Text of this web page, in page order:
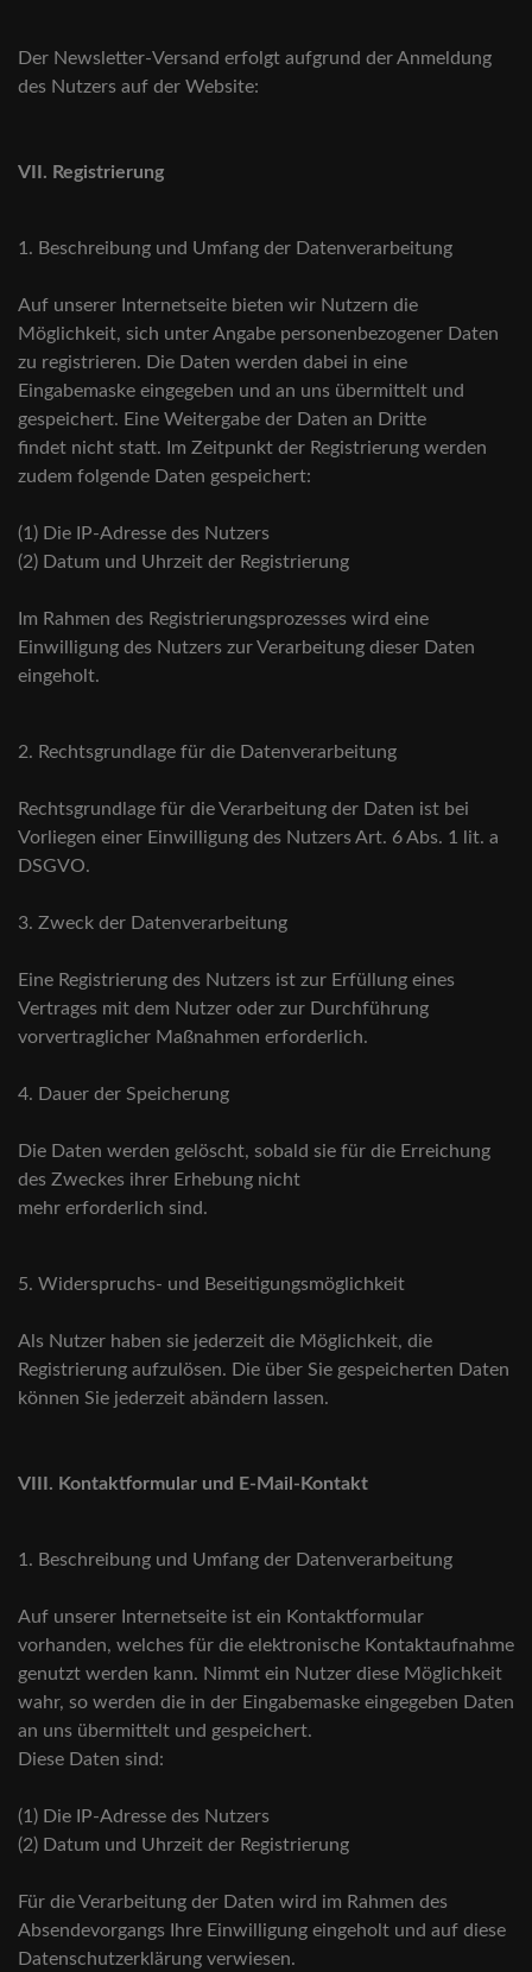
Der Newsletter-Versand erfolgt aufgrund der Anmeldung
des Nutzers auf der Website:
VII. Registrierung
1. Beschreibung und Umfang der Datenverarbeitung
Auf unserer Internetseite bieten wir Nutzern die
Möglichkeit, sich unter Angabe personenbezogener Daten
zu registrieren. Die Daten werden dabei in eine
Eingabemaske eingegeben und an uns übermittelt und
gespeichert. Eine Weitergabe der Daten an Dritte
findet nicht statt. Im Zeitpunkt der Registrierung werden
zudem folgende Daten gespeichert:
(1) Die IP-Adresse des Nutzers
(2) Datum und Uhrzeit der Registrierung
Im Rahmen des Registrierungsprozesses wird eine
Einwilligung des Nutzers zur Verarbeitung dieser Daten
eingeholt.
2. Rechtsgrundlage für die Datenverarbeitung
Rechtsgrundlage für die Verarbeitung der Daten ist bei
Vorliegen einer Einwilligung des Nutzers Art. 6 Abs. 1 lit. a
DSGVO.
3. Zweck der Datenverarbeitung
Eine Registrierung des Nutzers ist zur Erfüllung eines
Vertrages mit dem Nutzer oder zur Durchführung
vorvertraglicher Maßnahmen erforderlich.
4. Dauer der Speicherung
Die Daten werden gelöscht, sobald sie für die Erreichung
des Zweckes ihrer Erhebung nicht
mehr erforderlich sind.
5. Widerspruchs- und Beseitigungsmöglichkeit
Als Nutzer haben sie jederzeit die Möglichkeit, die
Registrierung aufzulösen. Die über Sie gespeicherten Daten
können Sie jederzeit abändern lassen.
VIII. Kontaktformular und E-Mail-Kontakt
1. Beschreibung und Umfang der Datenverarbeitung
Auf unserer Internetseite ist ein Kontaktformular
vorhanden, welches für die elektronische Kontaktaufnahme
genutzt werden kann. Nimmt ein Nutzer diese Möglichkeit
wahr, so werden die in der Eingabemaske eingegeben Daten
an uns übermittelt und gespeichert.
Diese Daten sind:
(1) Die IP-Adresse des Nutzers
(2) Datum und Uhrzeit der Registrierung
Für die Verarbeitung der Daten wird im Rahmen des
Absendevorgangs Ihre Einwilligung eingeholt und auf diese
Datenschutzerklärung verwiesen.